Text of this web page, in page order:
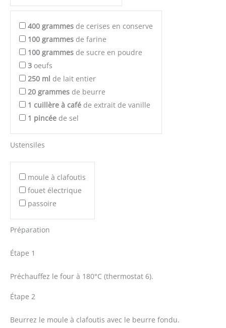
400 grammes de cerises en conserve
100 grammes de farine
100 grammes de sucre en poudre
3 oeufs
250 ml de lait entier
20 grammes de beurre
1 cuillère à café de extrait de vanille
1 pincée de sel
Ustensiles
moule à clafoutis
fouet électrique
passoire
Préparation
Étape 1
Préchauffez le four à 180°C (thermostat 6).
Étape 2
Beurrez le moule à clafoutis avec le beurre fondu.